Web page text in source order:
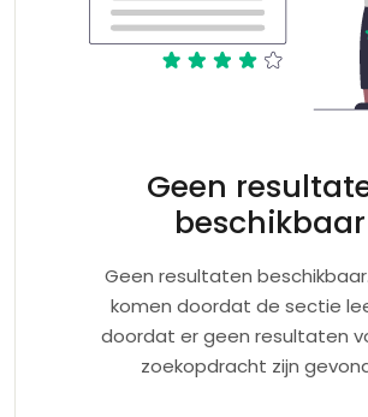
Geen
beschikbaar
Geen resultaten
komen doordat de sectie
doordat er geen resultaten
zoekopdracht zijn